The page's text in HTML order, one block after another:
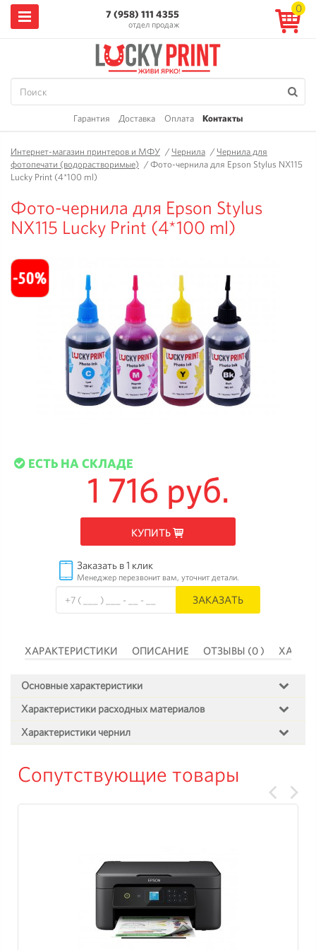
7 (958) 111 4355
отдел продаж
0
Гарантия Доставка Оплата Контакты
Интернет-магазин принтеров и МФУ /Чернила /Чернила для
фотопечати (водорастворимые) /Фото-чернила для Epson Stylus NX115
Lucky Print (4*100 ml)
Фото-чернила для Epson Stylus
NX115 Lucky Print (4*100 ml)
ЕСТЬ НА СКЛАДЕ
1 716 руб.
КУПИТЬ
Заказать в 1 клик
Менеджер перезвонит вам, уточнит детали.
ЗАКАЗАТЬ
ХАРАКТЕРИСТИКИ ОПИСАНИЕ ОТЗЫВЫ (0 )
Основные характеристики
Характеристики расходных материалов
Характеристики чернил
Сопутствующие товары